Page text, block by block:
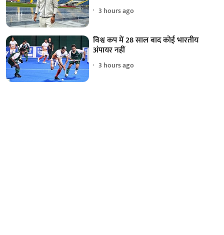
3 hours ago
विश्व कप में 28 साल बाद कोई भारतीय
अंपायर नहीं
3 hours ago